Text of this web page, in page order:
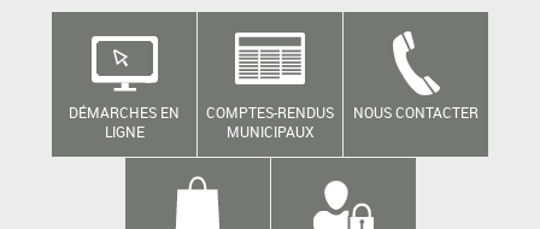
DÉMARCHES EN
LIGNE
COMPTES-RENDUS
MUNICIPAUX
NOUS CONTACTER